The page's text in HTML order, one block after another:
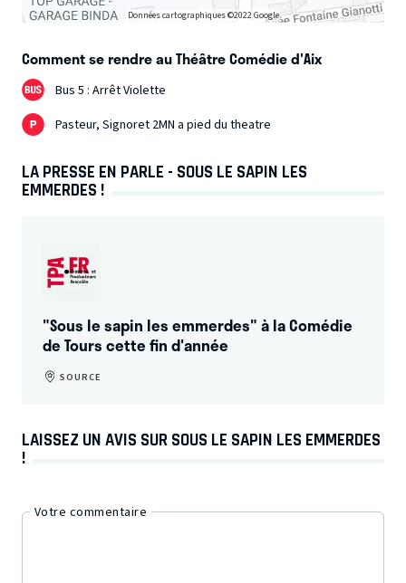
Données cartographiques ©2022 Google
Comment se rendre au Théâtre Comédie d'Aix
Bus 5 : Arrêt Violette
Pasteur, Signoret 2MN a pied du theatre
LA PRESSE EN PARLE - SOUS LE SAPIN LES
EMMERDES !
"Sous le sapin les emmerdes" à la Comédie
de Tours cette fin d'année
SOURCE
LAISSEZ UN AVIS SUR SOUS LE SAPIN LES EMMERDES
!
Votre commentaire